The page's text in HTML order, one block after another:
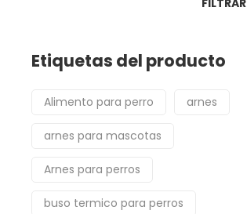
FILTRAR
Etiquetas del producto
Alimento para perro arnes
arnes para mascotas
Arnes para perros
buso termico para perros